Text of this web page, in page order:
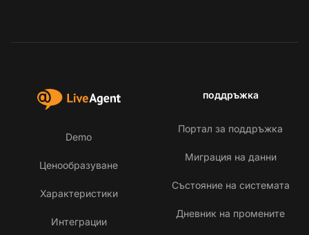
Demo
Ценообразуване
Характеристики
Интеграции
поддръжка
Портал за поддръжка
Миграция на данни
Състояние на системата
Дневник на промените